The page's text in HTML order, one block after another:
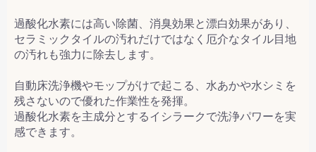
過酸化水素には高い除菌、消臭効果と漂白効果があり、
セラミックタイルの汚れだけではなく厄介なタイル目地
の汚れも強力に除去します。
自動床洗浄機やモップがけで起こる、水あかや水シミを
残さないので優れた作業性を発揮。
過酸化水素を主成分とするイシラークで洗浄パワーを実
感できます。